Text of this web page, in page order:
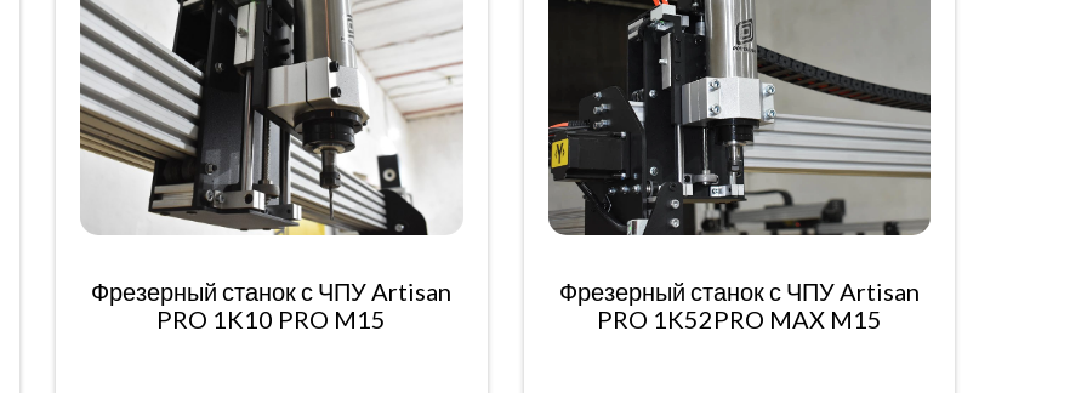
Фрезерный станок с ЧПУ Artisan
PRO 1K10 PRO M15
Фрезерный станок с ЧПУ Artisan
PRO 1K52PRO MAX M15